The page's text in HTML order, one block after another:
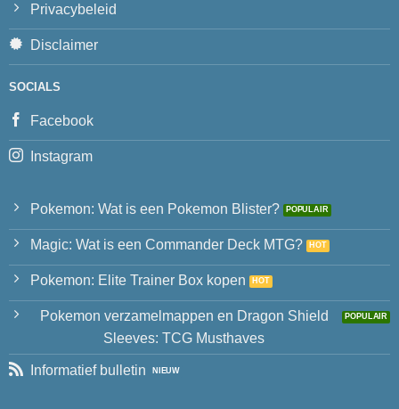
Privacybeleid
Disclaimer
SOCIALS
Facebook
Instagram
Pokemon: Wat is een Pokemon Blister?
Magic: Wat is een Commander Deck MTG?
Pokemon: Elite Trainer Box kopen
Pokemon verzamelmappen en Dragon Shield
Sleeves: TCG Musthaves
Informatief bulletin